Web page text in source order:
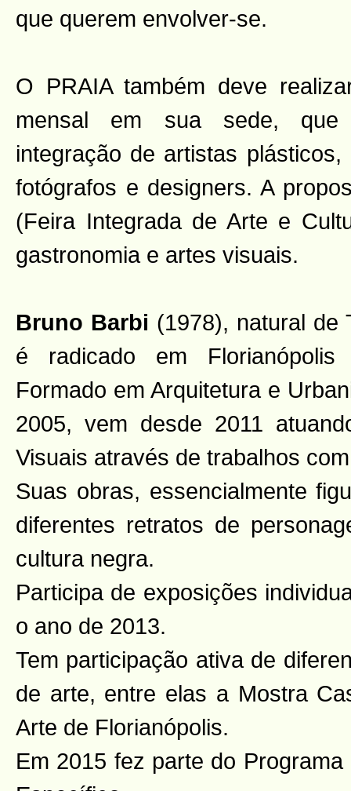
que querem envolver-se.
O PRAIA também deve
mensal em sua sede,
integração de artistas
fotógrafos e designers. A
(Feira Integrada de Arte e
gastronomia e artes visuais.
Bruno Barbi (1978), natural de
é radicado em
Formado em Arquitetura e
2005, vem desde 2011
Visuais através de trabalhos
Suas obras, essencialmente
diferentes retratos de
cultura negra.
Participa de exposições
o ano de 2013.
Tem participação ativa de
de arte, entre elas a Mostra
Arte de Florianópolis.
Em 2015 fez parte do